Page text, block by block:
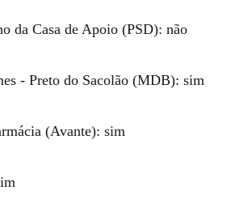
da Casa de Apoio (PSD): não
- Preto do Sacolão (MDB): sim
(Avante): sim